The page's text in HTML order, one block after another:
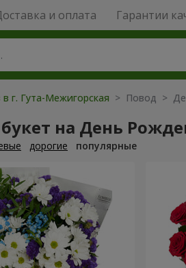
и оплата Гарантии
г. Гута-Межигорская > Повод >
букет на День
дорогие популярные